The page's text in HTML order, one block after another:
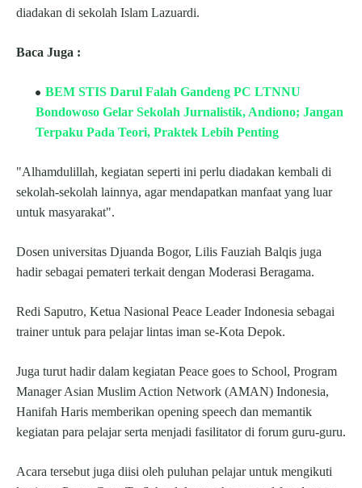
diadakan di sekolah Islam Lazuardi.
Baca Juga :
BEM STIS Darul Falah Gandeng PC LTNNU
Bondowoso Gelar Sekolah Jurnalistik, Andiono; Jangan
Terpaku Pada Teori, Praktek Lebih Penting
"Alhamdulillah, kegiatan seperti ini perlu diadakan kembali di
sekolah-sekolah lainnya, agar mendapatkan manfaat yang luar
untuk masyarakat".
Dosen universitas Djuanda Bogor, Lilis Fauziah Balqis juga
hadir sebagai pemateri terkait dengan Moderasi Beragama.
Redi Saputro, Ketua Nasional Peace Leader Indonesia sebagai
trainer untuk para pelajar lintas iman se-Kota Depok.
Juga turut hadir dalam kegiatan Peace goes to School, Program
Manager Asian Muslim Action Network (AMAN) Indonesia,
Hanifah Haris memberikan opening speech dan memantik
kegiatan para pelajar serta menjadi fasilitator di forum guru-guru.
Acara tersebut juga diisi oleh puluhan pelajar untuk mengikuti